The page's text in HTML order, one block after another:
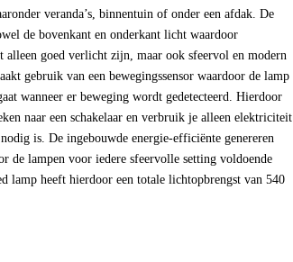
veranda’s, binnentuin of onder een afdak. De
de bovenkant en onderkant licht waardoor
alleen goed verlicht zijn, maar ook sfeervol en modern
gebruik van een bewegingssensor waardoor de lamp
wanneer er beweging wordt gedetecteerd. Hierdoor
naar een schakelaar en verbruik je alleen elektriciteit
is. De ingebouwde energie-efficiënte genereren
de lampen voor iedere sfeervolle setting voldoende
lamp heeft hierdoor een totale lichtopbrengst van 540